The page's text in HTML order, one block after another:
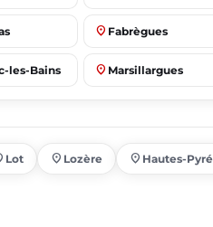
place Fabrègues
les-Bains place Marsillargues
Lot place Lozère place Hautes-